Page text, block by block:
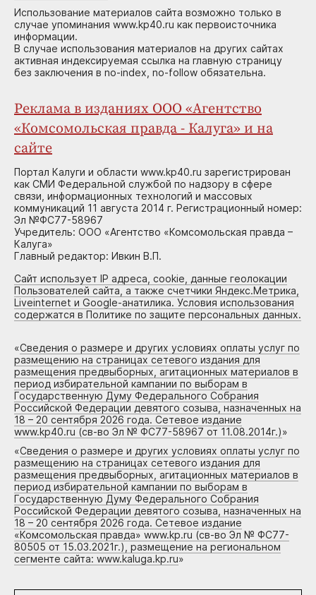
Использование материалов сайта возможно только в
случае упоминания www.kp40.ru как первоисточника
информации.
В случае использования материалов на других сайтах
активная индексируемая ссылка на главную страницу
без заключения в no-index, no-follow обязательна.
Реклама в изданиях ООО «Агентство
«Комсомольская правда - Калуга» и на
сайте
Портал Калуги и области www.kp40.ru зарегистрирован
как СМИ Федеральной службой по надзору в сфере
связи, информационных технологий и массовых
коммуникаций 11 августа 2014 г. Регистрационный номер:
Эл №ФС77-58967
Учредитель: ООО «Агентство «Комсомольская правда –
Калуга»
Главный редактор: Ивкин В.П.
Сайт использует IP адреса, cookie, данные геолокации
Пользователей сайта, а также счетчики Яндекс.Метрика,
Liveinternet и Google-анатилика. Условия использования
содержатся в Политике по защите персональных данных.
«Сведения о размере и других условиях оплаты услуг по
размещению на страницах сетевого издания для
размещения предвыборных, агитационных материалов в
период избирательной кампании по выборам в
Государственную Думу Федерального Собрания
Российской Федерации девятого созыва, назначенных на
18 – 20 сентября 2026 года. Сетевое издание
www.kp40.ru (св-во Эл № ФС77-58967 от 11.08.2014г.)»
«Сведения о размере и других условиях оплаты услуг по
размещению на страницах сетевого издания для
размещения предвыборных, агитационных материалов в
период избирательной кампании по выборам в
Государственную Думу Федерального Собрания
Российской Федерации девятого созыва, назначенных на
18 – 20 сентября 2026 года. Сетевое издание
«Комсомольская правда» www.kp.ru (св-во Эл № ФС77-
80505 от 15.03.2021г.), размещение на региональном
сегменте сайта: www.kaluga.kp.ru»